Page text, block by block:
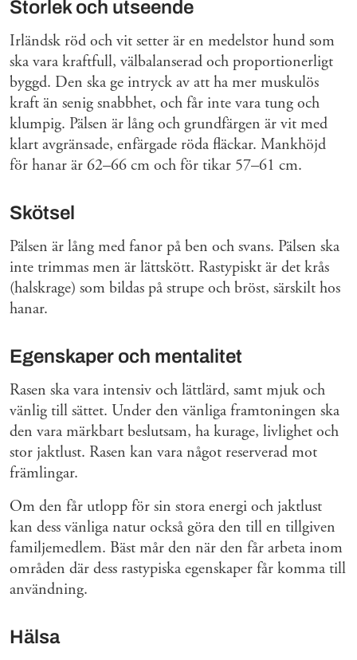
Storlek och utseende
Irländsk röd och vit setter är en medelstor hund som
ska vara kraftfull, välbalanserad och proportionerligt
byggd. Den ska ge intryck av att ha mer muskulös
kraft än senig snabbhet, och får inte vara tung och
klumpig. Pälsen är lång och grundfärgen är vit med
klart avgränsade, enfärgade röda fläckar. Mankhöjd
för hanar är 62–66 cm och för tikar 57–61 cm.
Skötsel
Pälsen är lång med fanor på ben och svans. Pälsen ska
inte trimmas men är lättskött. Rastypiskt är det krås
(halskrage) som bildas på strupe och bröst, särskilt hos
hanar.
Egenskaper och mentalitet
Rasen ska vara intensiv och lättlärd, samt mjuk och
vänlig till sättet. Under den vänliga framtoningen ska
den vara märkbart beslutsam, ha kurage, livlighet och
stor jaktlust. Rasen kan vara något reserverad mot
främlingar.
Om den får utlopp för sin stora energi och jaktlust
kan dess vänliga natur också göra den till en tillgiven
familjemedlem. Bäst mår den när den får arbeta inom
områden där dess rastypiska egenskaper får komma till
användning.
Hälsa